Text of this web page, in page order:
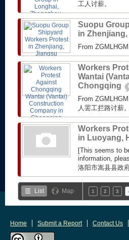
工人讨薪。
Suopu
in
From
Workers
Wantai
Chongqing
From
人罢工拦路讨薪。
Workers
in Luoyang,
[This seems to
information,
洛阳市嵩县县政
List Map 1 2 3
Home Submit a Report Contact Us